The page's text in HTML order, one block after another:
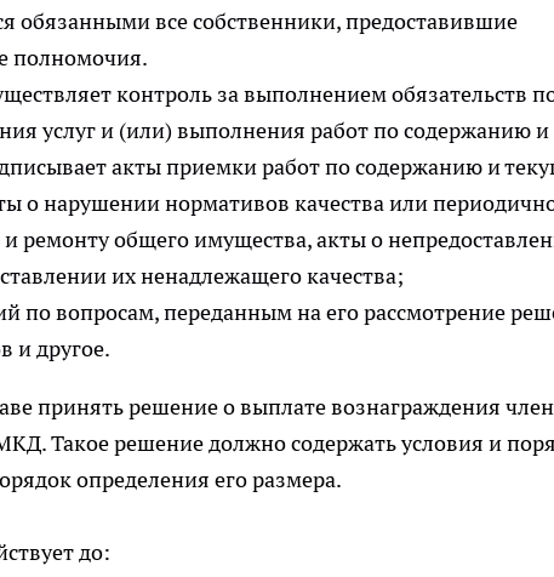
обязанными все собственники, предоставившие
полномочия.
контроль за выполнением обязательств
услуг и (или) выполнения работ по содержанию и
акты приемки работ по содержанию и
о нарушении нормативов качества или
ремонту общего имущества, акты о
их ненадлежащего качества;
по вопросам, переданным на его рассмотрение
и другое.
принять решение о выплате вознаграждения
Такое решение должно содержать условия и
определения его размера.
до: